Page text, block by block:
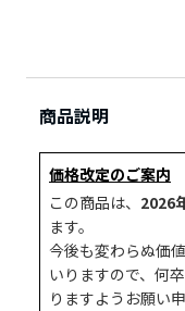
商品説明
価格改定のご案内
この商品は、 2026
ます。
今後も変わらぬ価
いりますので、何
りますようお願い